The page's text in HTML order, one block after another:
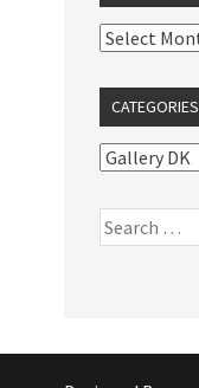
CATEGORIES